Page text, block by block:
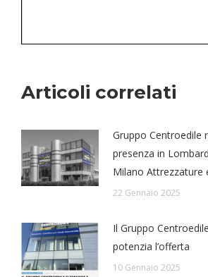
Articoli correlati
Gruppo Centroedile
presenza in
Milano Attrezzature
22 Gennaio 2025
Il Gruppo
potenzia l’offerta
10 Gennaio 2025